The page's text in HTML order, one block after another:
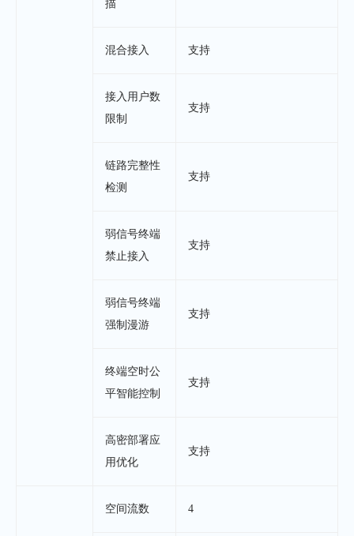
描
混合接入 支持
接入用户数
限制
支持
链路完整性
检测
支持
弱信号终端
禁止接入
支持
弱信号终端
强制漫游
支持
终端空时公
平智能控制
支持
高密部署应
用优化
支持
空间流数 4